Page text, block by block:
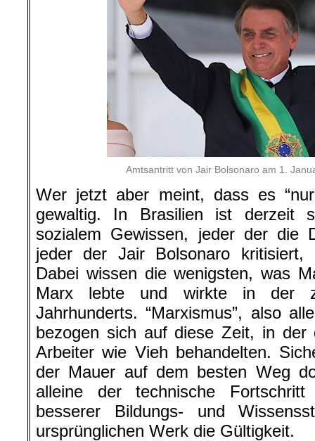
Amtsantritt von Jair Bolsonaro am 1.
Wer jetzt aber meint, dass es
gewaltig. In Brasilien ist derzeit
sozialem Gewissen, jeder der die
jeder der Jair Bolsonaro kritisiert,
Dabei wissen die wenigsten, was
Marx lebte und wirkte in der
Jahrhunderts. “Marxismus”, also
bezogen sich auf diese Zeit, in der
Arbeiter wie Vieh behandelten.
der Mauer auf dem besten Weg
alleine der technische
besserer Bildungs- und
ursprünglichen Werk die Gültigkeit.